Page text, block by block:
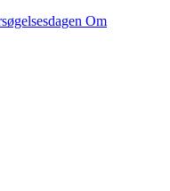
Om